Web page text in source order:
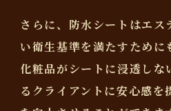
さらに、防水シートはエス
い衛生基準を満たすために
化粧品がシートに浸透しな
るクライアントに安心感を